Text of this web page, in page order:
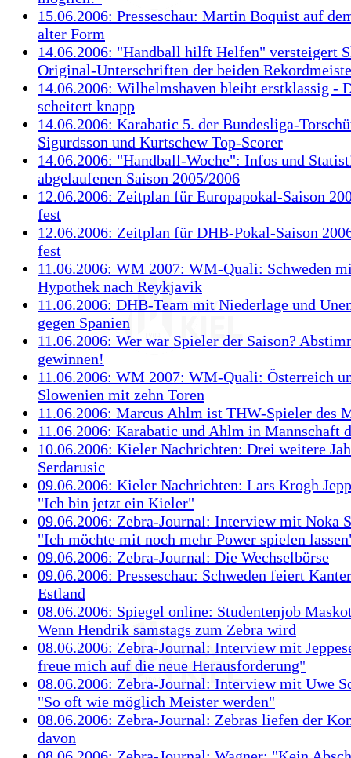
15.06.2006: Presseschau: Martin Boquist auf
alter Form
14.06.2006: "Handball hilft Helfen" versteigert
Original-Unterschriften der beiden
14.06.2006: Wilhelmshaven bleibt erstklassig -
scheitert knapp
14.06.2006: Karabatic 5. der Bundesliga-
Sigurdsson und Kurtschew Top-Scorer
14.06.2006: "Handball-Woche": Infos und
abgelaufenen Saison 2005/2006
12.06.2006: Zeitplan für Europapokal-Saison
fest
12.06.2006: Zeitplan für DHB-Pokal-Saison
fest
11.06.2006: WM 2007: WM-Quali: Schweden
Hypothek nach Reykjavik
11.06.2006: DHB-Team mit Niederlage und
gegen Spanien
11.06.2006: Wer war Spieler der Saison?
gewinnen!
11.06.2006: WM 2007: WM-Quali: Österreich
Slowenien mit zehn Toren
11.06.2006: Marcus Ahlm ist THW-Spieler des
11.06.2006: Karabatic und Ahlm in Mannschaft
10.06.2006: Kieler Nachrichten: Drei weitere
Serdarusic
09.06.2006: Kieler Nachrichten: Lars Krogh
"Ich bin jetzt ein Kieler"
09.06.2006: Zebra-Journal: Interview mit Noka
"Ich möchte mit noch mehr Power spielen
09.06.2006: Zebra-Journal: Die Wechselbörse
09.06.2006: Presseschau: Schweden feiert
Estland
08.06.2006: Spiegel online: Studentenjob
Wenn Hendrik samstags zum Zebra wird
08.06.2006: Zebra-Journal: Interview mit
freue mich auf die neue Herausforderung"
08.06.2006: Zebra-Journal: Interview mit Uwe
"So oft wie möglich Meister werden"
08.06.2006: Zebra-Journal: Zebras liefen der
davon